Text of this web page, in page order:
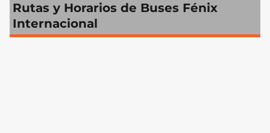
Rutas y Horarios de Buses Fénix
Internacional